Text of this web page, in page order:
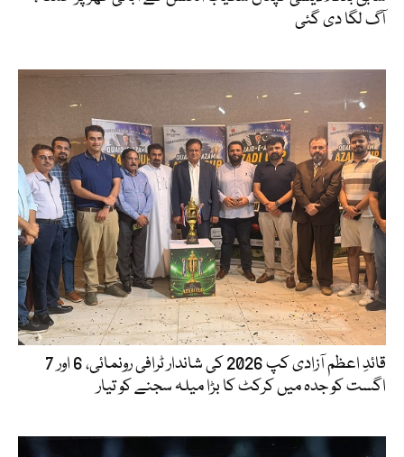
آگ لگا دی گئی
قائدِ اعظم آزادی کپ 2026 کی شاندار ٹرافی رونمائی، 6 اور 7
اگست کو جدہ میں کرکٹ کا بڑا میلہ سجنے کو تیار